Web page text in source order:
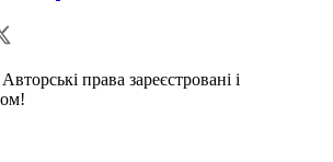
права зареєстровані і